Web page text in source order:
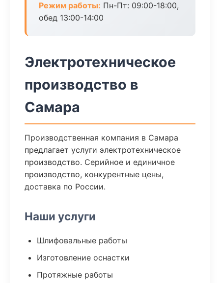
Режим работы: Пн-Пт: 09:00-18:00,
обед 13:00-14:00
Электротехническое
производство в
Самара
Производственная компания в Самара
предлагает услуги электротехническое
производство. Серийное и единичное
производство, конкурентные цены,
доставка по России.
Наши услуги
Шлифовальные работы
Изготовление оснастки
Протяжные работы